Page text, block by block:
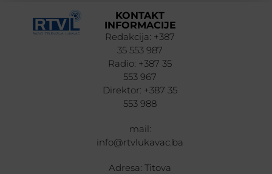
KONTAKT
INFORMACIJE
Redakcija: +387
35 553 987
Radio: +387 35
553 967
Direktor: +387 35
553 988
mail:
info@rtvlukavac.ba
Adresa: Titova